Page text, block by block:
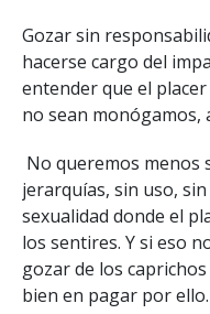
Gozar sin
hacerse cargo del
entender que el
no sean monógamos,
No queremos menos
jerarquías, sin uso,
sexualidad donde el
los sentires. Y si eso
gozar de los
bien en pagar por